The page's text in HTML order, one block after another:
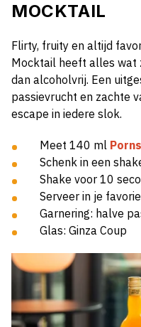
MOCKTAIL
Flirty, fruity en altijd
Mocktail heeft alles wat
dan alcoholvrij. Een
passievrucht en zachte
escape in iedere slok.
Meet 140 ml
Schenk in een
Shake voor 10
Serveer in je
Garnering: halve
Glas: Ginza Coup